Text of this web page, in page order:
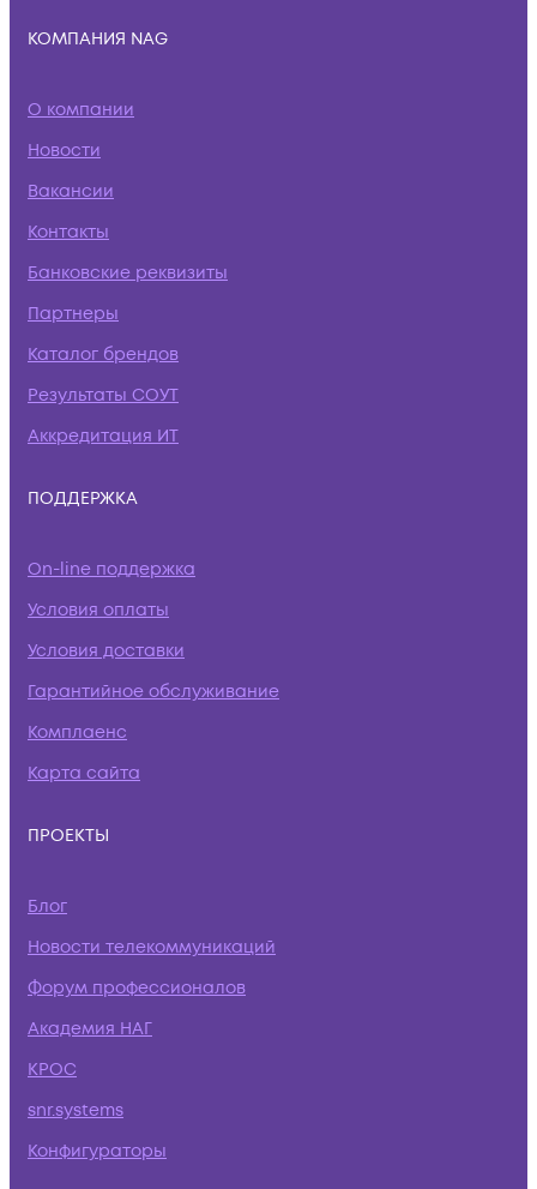
КОМПАНИЯ NAG
О компании
Новости
Вакансии
Контакты
Банковские реквизиты
Партнеры
Каталог брендов
Результаты СОУТ
Аккредитация ИТ
ПОДДЕРЖКА
On-line поддержка
Условия оплаты
Условия доставки
Гарантийное обслуживание
Комплаенс
Карта сайта
ПРОЕКТЫ
Блог
Новости телекоммуникаций
Форум профессионалов
Академия НАГ
КРОС
snr.systems
Конфигураторы